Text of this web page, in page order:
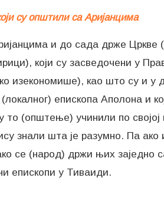
су општили са Аријанцима
и до сада држе Цркве
који су засведочени у
изекономише), као што су и
епископа Аполона и
то (општење) учинили по
знали шта је разумно. Па ако
се (народ) држи њих заједно
епископи у Тиваиди.